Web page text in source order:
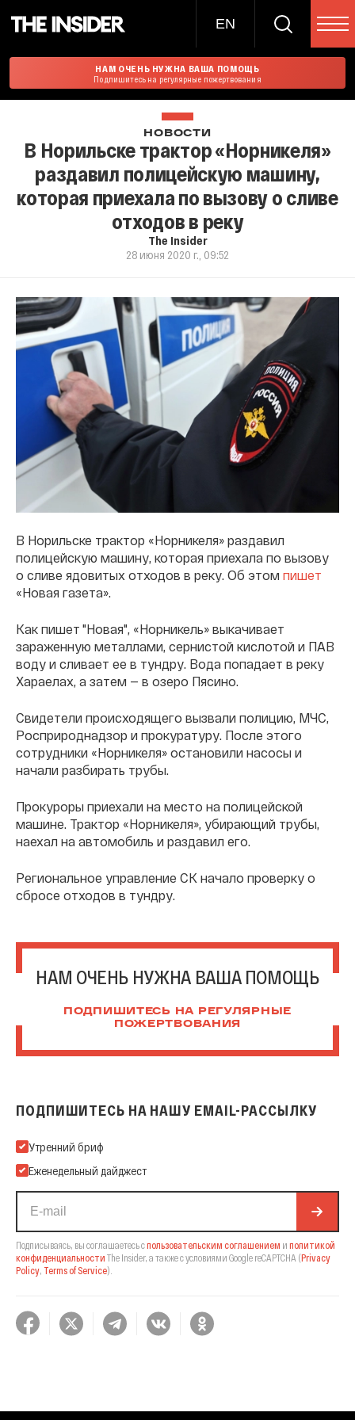
EN
НАМ ОЧЕНЬ НУЖНА ВАША ПОМОЩЬ
Подпишитесь на регулярные пожертвования
НОВОСТИ
В Норильске трактор «Норникеля»
раздавил полицейскую машину,
которая приехала по вызову о сливе
отходов в реку
The Insider
28 июня 2020 г., 09:52
В Норильске трактор «Норникеля» раздавил
полицейскую машину, которая приехала по вызову
о сливе ядовитых отходов в реку. Об этом пишет
«Новая газета».
Как пишет "Новая", «Норникель» выкачивает
зараженную металлами, сернистой кислотой и ПАВ
воду и сливает ее в тундру. Вода попадает в реку
Хараелах, а затем — в озеро Пясино.
Свидетели происходящего вызвали полицию, МЧС,
Росприроднадзор и прокуратуру. После этого
сотрудники «Норникеля» остановили насосы и
начали разбирать трубы.
Прокуроры приехали на место на полицейской
машине. Трактор «Норникеля», убирающий трубы,
наехал на автомобиль и раздавил его.
Региональное управление СК начало проверку о
сбросе отходов в тундру.
НАМ ОЧЕНЬ НУЖНА ВАША ПОМОЩЬ
ПОДПИШИТЕСЬ НА РЕГУЛЯРНЫЕ
ПОЖЕРТВОВАНИЯ
ПОДПИШИТЕСЬ НА НАШУ EMAIL-РАССЫЛКУ
Подпишитесь на нашу Email-рассылку
Утренний бриф
Еженедельный дайджест
Подписываясь, вы соглашаетесь спользовательским соглашением и политикой
конфиденциальности The Insider, а также с условиями Google reCAPTCHA (Privacy
Policy, Terms of Service).